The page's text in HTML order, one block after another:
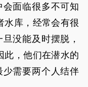
面临很多不可知
水库，经常会有很
没能及时摆脱，
此，他们在潜水的
需要两个人结伴